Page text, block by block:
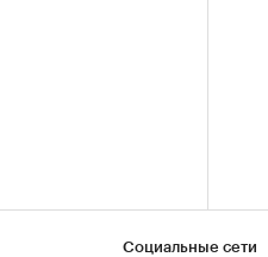
Социальные сети